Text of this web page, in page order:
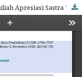
Model Pembelajaran CIRC pada Mata Kuliah Apresiasi Sastra “Mantra Mbojo” untuk Meningkatkan Kreativitas Mahasiswa